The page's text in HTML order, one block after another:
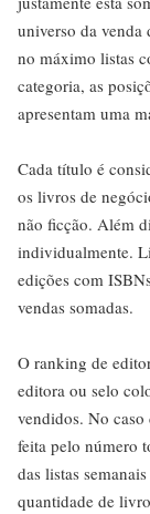
universo da
no máximo listas
categoria, as
apresentam uma
Cada título é
os livros de
não ficção. Além
individualmente.
edições com
vendas somadas.
O ranking de
editora ou selo
vendidos. No
feita pelo número
das listas
quantidade de